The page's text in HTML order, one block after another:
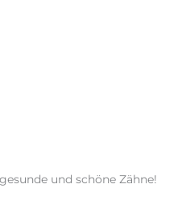
und schöne Zähne!